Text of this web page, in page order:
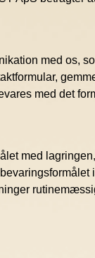
med os,
med det
med